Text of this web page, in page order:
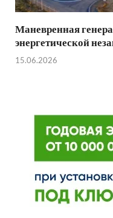
Маневренная
энергетической
15.06.2026